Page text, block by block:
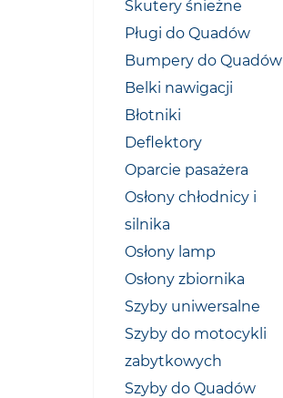
Skutery śnieżne
Pługi do Quadów
Bumpery do Quadów
Belki nawigacji
Błotniki
Deflektory
Oparcie pasażera
Osłony chłodnicy i
silnika
Osłony lamp
Osłony zbiornika
Szyby uniwersalne
Szyby do motocykli
zabytkowych
Szyby do Quadów